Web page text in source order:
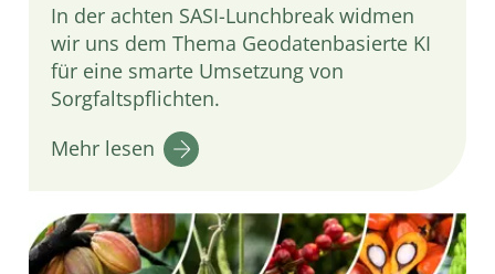
In der achten SASI-Lunchbreak widmen
wir uns dem Thema Geodatenbasierte KI
für eine smarte Umsetzung von
Sorgfaltspflichten.
Mehr lesen